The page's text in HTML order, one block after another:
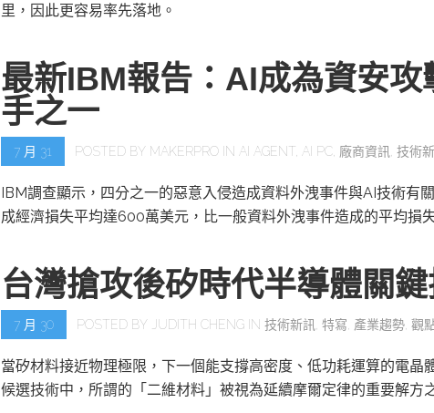
里，因此更容易率先落地。
最新IBM報告：AI成為資安攻
手之一
7 月 31 POSTED BY MAKERPRO IN AI AGENT AI PC 廠商資訊 技術
IBM調查顯示，四分之一的惡意入侵造成資料外洩事件與AI技術有
成經濟損失平均達600萬美元，比一般資料外洩事件造成的平均損
台灣搶攻後矽時代半導體關
7 月 30 POSTED BY JUDITH CHENG IN 技術新訊 特寫 產業趨勢 觀
當矽材料接近物理極限，下一個能支撐高密度、低功耗運算的電晶
候選技術中，所謂的「二維材料」被視為延續摩爾定律的重要解方